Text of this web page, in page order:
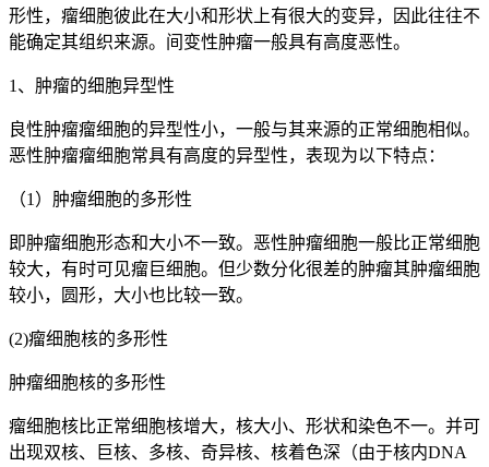
形性，瘤细胞彼此在大小和形状上有很大的变异，因此往往不
能确定其组织来源。间变性肿瘤一般具有高度恶性。
1、肿瘤的细胞异型性
良性肿瘤瘤细胞的异型性小，一般与其来源的正常细胞相似。
恶性肿瘤瘤细胞常具有高度的异型性，表现为以下特点：
（1）肿瘤细胞的多形性
即肿瘤细胞形态和大小不一致。恶性肿瘤细胞一般比正常细胞
较大，有时可见瘤巨细胞。但少数分化很差的肿瘤其肿瘤细胞
较小，圆形，大小也比较一致。
(2)瘤细胞核的多形性
肿瘤细胞核的多形性
瘤细胞核比正常细胞核增大，核大小、形状和染色不一。并可
出现双核、巨核、多核、奇异核、核着色深（由于核内DNA